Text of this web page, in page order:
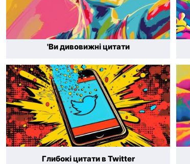
'Ви дивовижні цитати
Глибокі цитати в Twitter